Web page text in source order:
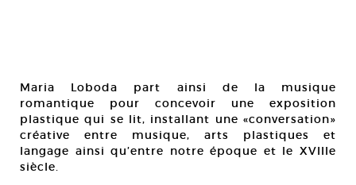
Maria Loboda part ainsi de la musique
romantique pour concevoir une exposition
plastique qui se lit, installant une «conversation»
créative entre musique, arts plastiques et
langage ainsi qu’entre notre époque et le XVIIIe
siècle.